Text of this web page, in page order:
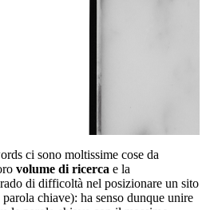
ci sono moltissime cose da
volume di ricerca e la
di difficoltà nel posizionare un sito
chiave): ha senso dunque unire